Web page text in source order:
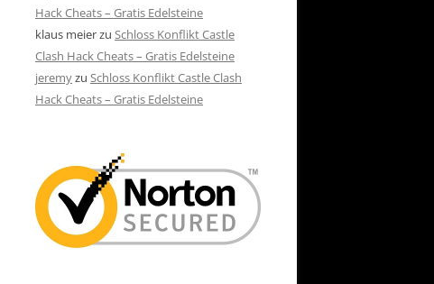
Hack Cheats – Gratis Edelsteine
klaus meierzu Schloss Konflikt Castle
Clash Hack Cheats – Gratis Edelsteine
jeremyzu Schloss Konflikt Castle Clash
Hack Cheats – Gratis Edelsteine